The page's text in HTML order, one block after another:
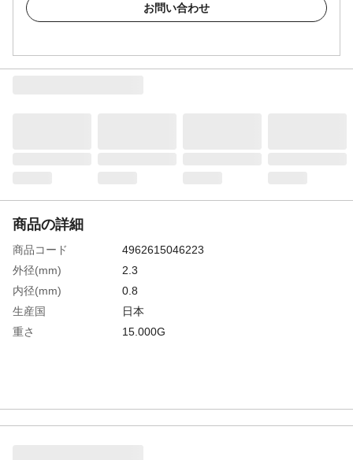
お問い合わせ
商品の詳細
商品コード
4962615046223
外径(mm)
2.3
内径(mm)
0.8
生産国
日本
重さ
15.000G